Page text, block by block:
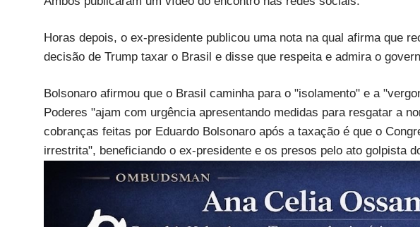
Horas depois, o ex-presidente publicou uma nota na qual afirma que
decisão de Trump taxar o Brasil e disse que respeita e admira o
Bolsonaro afirmou que o Brasil caminha para o "isolamento" e a
Poderes "ajam com urgência apresentando medidas para resgatar a
cobranças feitas por Eduardo Bolsonaro após a taxação é que o
irrestrita", beneficiando o ex-presidente e os presos pelo ato golpista